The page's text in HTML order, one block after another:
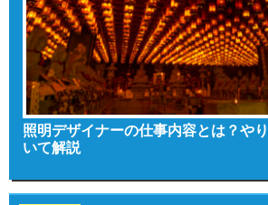
照明デザイナーの仕事内容とは？や
いて解説